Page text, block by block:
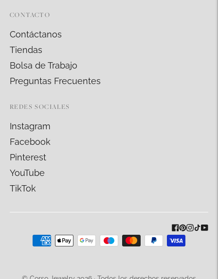
CONTACTO
Contáctanos
Tiendas
Bolsa de Trabajo
Preguntas Frecuentes
REDES SOCIALES
Instagram
Facebook
Pinterest
YouTube
TikTok
Métodos